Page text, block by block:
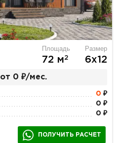
Площадь
72 м2
Размер
6х12
от 0 ₽/мес.
0 ₽
0 ₽
0 ₽
ПОЛУЧИТЬ РАСЧЕТ